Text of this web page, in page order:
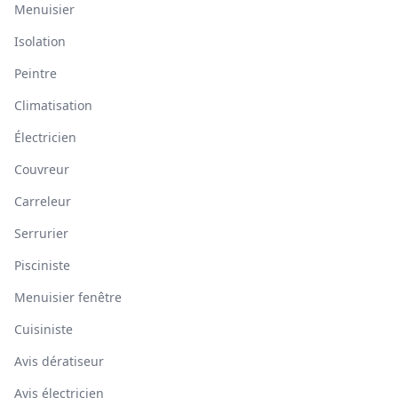
Menuisier
Isolation
Peintre
Climatisation
Électricien
Couvreur
Carreleur
Serrurier
Pisciniste
Menuisier fenêtre
Cuisiniste
Avis dératiseur
Avis électricien